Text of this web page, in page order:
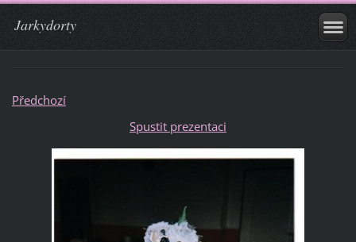
Jarkydorty
Předchozí
Spustit prezentaci